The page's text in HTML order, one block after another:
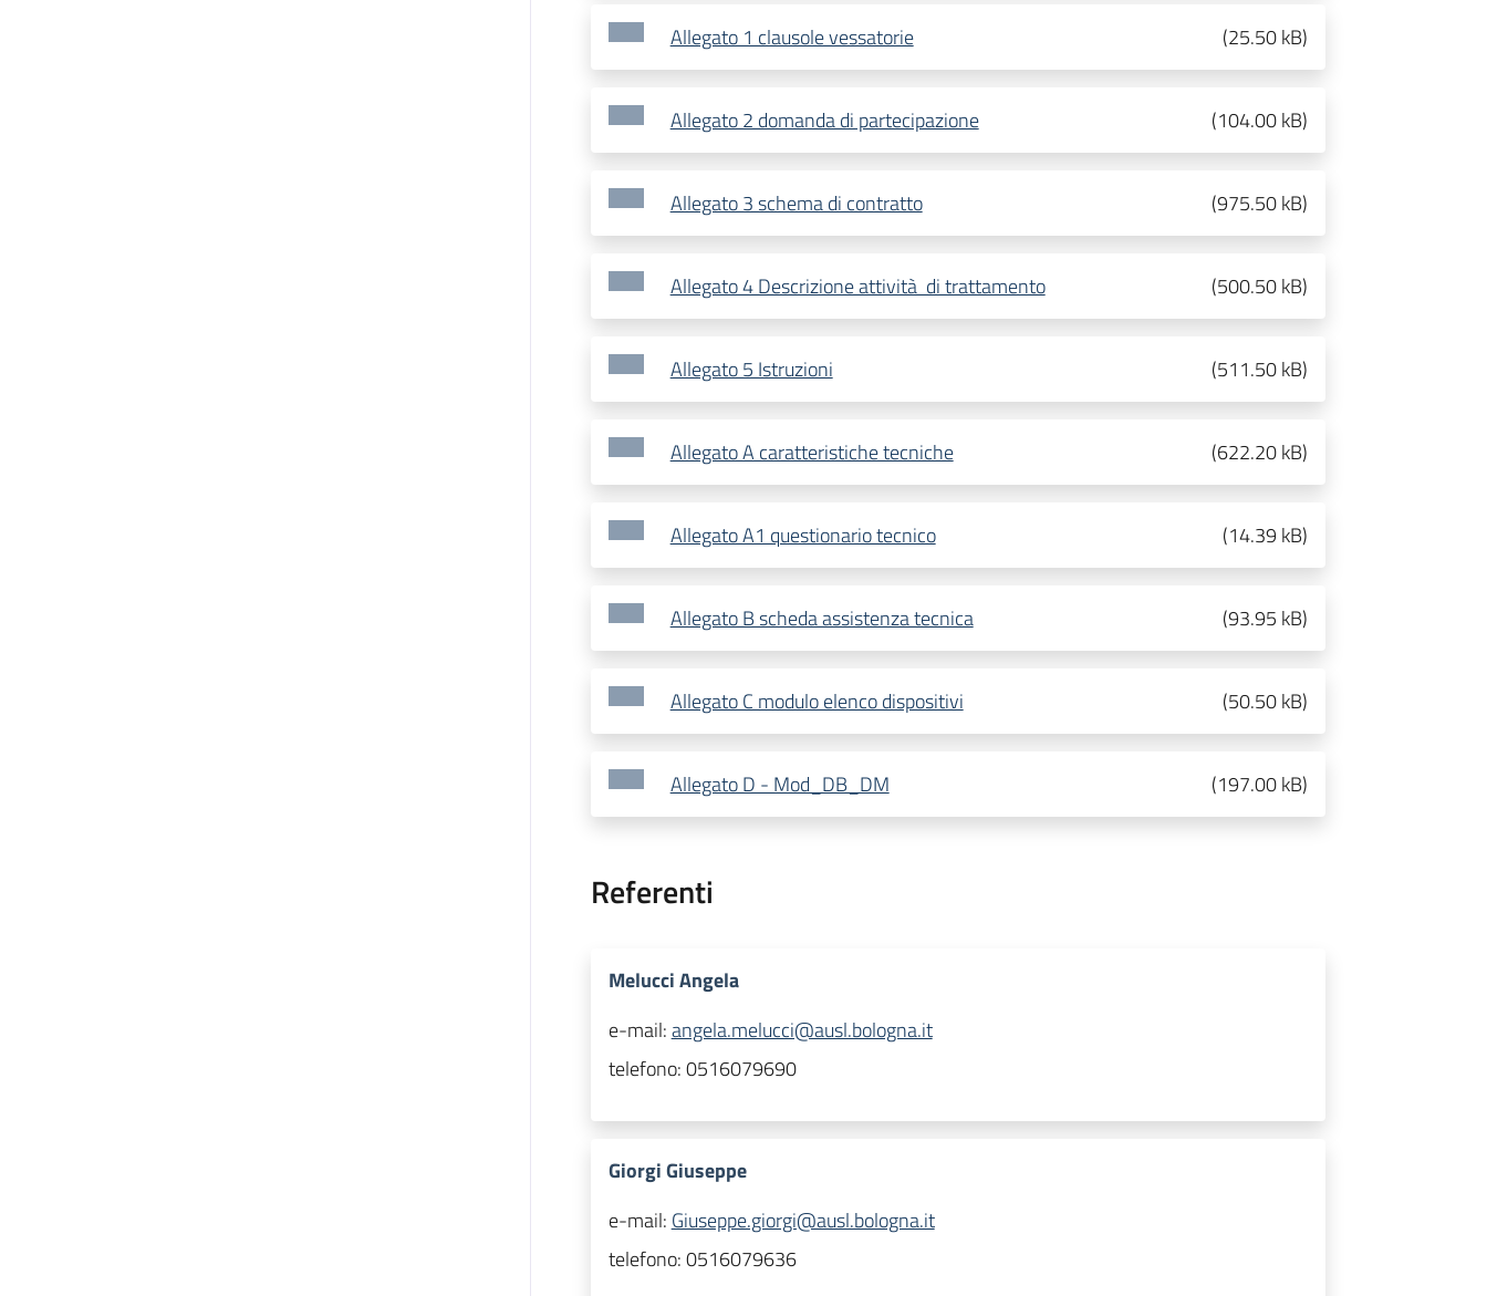
Allegato 1 clausole vessatorie (25.50 kB)
Allegato 2 domanda di partecipazione (104.00 kB)
Allegato 3 schema di contratto (975.50 kB)
Allegato 4 Descrizione attività di trattamento (500.50 kB)
Allegato 5 Istruzioni (511.50 kB)
Allegato A caratteristiche tecniche (622.20 kB)
Allegato A1 questionario tecnico (14.39 kB)
Allegato B scheda assistenza tecnica (93.95 kB)
Allegato C modulo elenco dispositivi (50.50 kB)
Allegato D - Mod_DB_DM (197.00 kB)
Referenti
Melucci Angela
e-mail:angela.melucci@ausl.bologna.it
telefono:0516079690
Giorgi Giuseppe
e-mail: Giuseppe.giorgi@ausl.bologna.it
telefono:0516079636